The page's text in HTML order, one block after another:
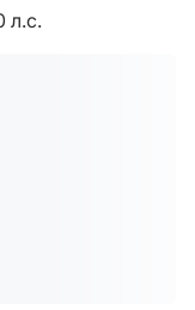
л.с.